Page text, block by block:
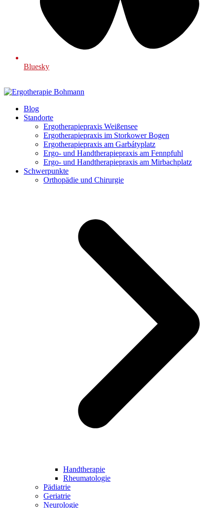
Bluesky
Blog
Standorte
Ergotherapiepraxis Weißensee
Ergotherapiepraxis im Storkower Bogen
Ergotherapiepraxis am Garbátyplatz
Ergo- und Handtherapiepraxis am Fennpfuhl
Ergo- und Handtherapiepraxis am Mirbachplatz
Schwerpunkte
Orthopädie und Chirurgie
Handtherapie
Rheumatologie
Pädiatrie
Geriatrie
Neurologie